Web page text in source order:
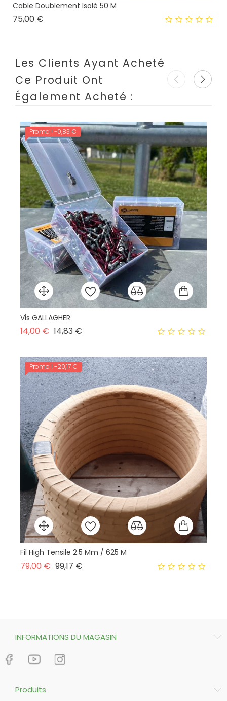
Cable Doublement Isolé 50 M
75,00 €
Les Clients Ayant Acheté
Ce Produit Ont
Également Acheté :
Promo ! -0,83 €
Vis GALLAGHER
14,00 € Prix normal
14,83 €Prix
Promo ! -20,17 €
Fil High Tensile 2.5 Mm / 625 M
79,00 € Prix normal
99,17 €Prix
INFORMATIONS DU MAGASIN
Produits